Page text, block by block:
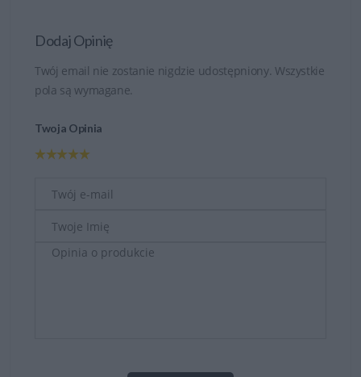
Dodaj Opinię
Twój email nie zostanie nigdzie udostępniony. Wszystkie
pola są wymagane.
Twoja Opinia